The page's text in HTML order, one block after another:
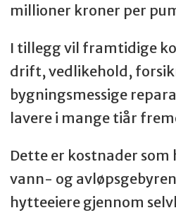
millioner kroner per
I tillegg vil framtidige
drift, vedlikehold,
bygningsmessige
lavere i mange tiår
Dette er kostnader som
vann- og
hytteeiere gjennom